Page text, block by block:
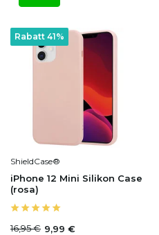
Rabatt 41%
ShieldCase®
iPhone 12 Mini Silikon Case
(rosa)
16,95 € 9,99 €